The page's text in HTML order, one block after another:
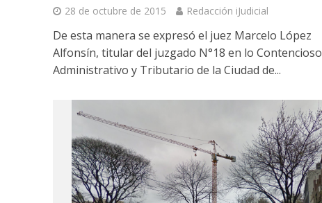
28 de octubre de 2015 Redacción iJudicial
De esta manera se expresó el juez Marcelo López
Alfonsín, titular del juzgado N°18 en lo Contencioso
Administrativo y Tributario de la Ciudad de...